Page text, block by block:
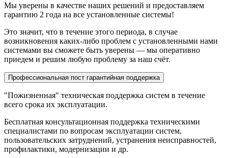
Мы уверены в качестве наших решений и предоставляем
гарантию 2 года на все установленные системы!
Это значит, что в течение этого периода, в случае
возникновения каких-либо проблем с установленными нами
системами вы сможете быть уверены — мы оперативно
приедем и решим любую проблему за наш счёт.
Профессиональная пост гарантийная поддержка
"Пожизненная" техническая поддержка систем в течение
всего срока их эксплуатации.
Бесплатная консультационная поддержка техническими
специалистами по вопросам эксплуатации систем,
пользовательских затруднений, устранения неисправностей,
профилактики, модернизации и др.